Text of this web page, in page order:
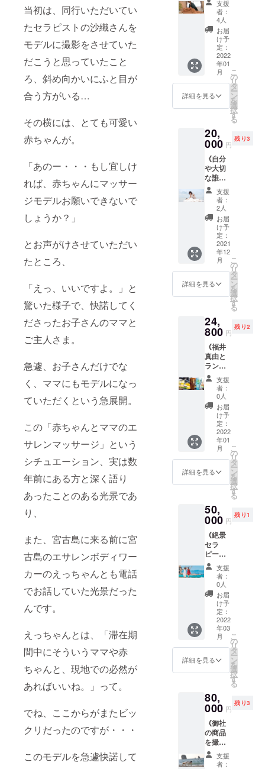
当初は、同行いただいてい
たセラピストの沙織さんを
モデルに撮影をさせていた
だこうと思っていたこと
ろ、斜め向かいにふと目が
合う方がいる…
その横には、とても可愛い
赤ちゃんが。
「あのー・・・もし宜しけ
れば、赤ちゃんにマッサー
ジモデルお願いできないで
しょうか？」
とお声がけさせていただい
たところ、
「えっ、いいですよ。」と
驚いた様子で、快諾してく
ださったお子さんのママと
ご主人さま。
急遽、お子さんだけでな
く、ママにもモデルになっ
ていただくという急展開。
この「赤ちゃんとママのエ
サレンマッサージ」という
シチュエーション、実は数
年前にある方と深く語り
あったことのある光景であ
り、
また、宮古島に来る前に宮
古島のエサレンボディワー
カーのえっちゃんとも電話
でお話していた光景だった
んです。
えっちゃんとは、「滞在期
間中にそういうママや赤
ちゃんと、現地での必然が
あればいいね。」って。
でね、ここからがまたビッ
クリだったのですが・・・
このモデルを急遽快諾して
の複
製、転
売、譲
渡など
の二次
利用は
禁止さ
せてい
ただき
ます。
※ビデオ
通話は
１年１
２月以
降、写
真デー
タは２
０２２
年１２
月を予
定して
いま
す。
年間有
効 ⇒ ダ
ウン
ロード
して
MP4
ファイ
ルで保
いただ
ければ
渡り閲
覧でき
ます）
・「絶
景セラ
ピー
フォト
ムー
ビー」
＋「撮
影ロケ
でのメ
イキン
グフォ
トムー
ビー」
（ＭＰ
４形式
のファ
※「デジ
タル絶
景セラ
ピー写
真集」
閲覧用
のURL
をメー
ルでお
届けい
たしま
す。
（URL
をク
リック
するだ
けで写
真集に
アクセ
見るこ
とがで
きま
す。）
※URLへ
のアク
セス
は、６
カ月間
有効と
なりま
す。そ
の間に
お手持
ちのデ
バイス
（PC
等）に
ダウン
してお
いてい
ただけ
れば、
ダウン
ロード
ファイ
ルで
ない場
合、お
申込時
のお名
前で掲
載させ
ていだ
きま
す。 な
載が不
要な場
ご記入
くださ
いま
せ。）
【リ
ターン
内容】
・「デ
ジタル
絶景セ
ラピー
写真
集」
（URL
て閲
覧：半
効 ⇒ ダ
ウン
ロード
して
MP4
ファイ
ルで保
存して
おいて
いただ
ければ
永年に
渡り閲
覧でき
ます）
・「絶
景セラ
ピー
フォト
ビー」
＋「撮
影ロケ
でのメ
イキン
グフォ
トムー
ビー」
（ＭＰ
４形式
のファ
イル ・
写真集
お名前
掲載
※「デジ
タル絶
景セラ
ピー写
閲覧用
のURL
をメー
ルでお
届けい
たしま
す。
（URL
たくて
も、子
どもを
預ける
ことが
できな
い ・一
時保育
母に預
けるこ
かった
り、預
けるの
が大変
・子供
と長時
間離れ
ること
に不安
がある
など、
エサレ
ンマッ
サージ
を受け
も、
色々な
預ける
ことが
できな
い、ま
たは躊
躇して
しまう
ママも
決して
少なく
ありま
せん。
そこ
で、ご
ている
間、ベ
シッ
ターを
つける
という
試みも
２名限
定で
行って
みよう
と思い
ます。
【リ
ターン
内容】
・「子
育て中
のお母
さんを
笑顔に
い！
日々格
闘する
ママさ
んにエ
サレン
マッ
サージ
真とこ
とば
で、今
までに
ない絶
景セラ
ピーの
世界観
と想い
を届け
さい～
＊サイ
A5サイ
ズの変
型タイ
プ
（200m
m×140
mm）
の全50
ページ
程度の
ものを
予定し
す。 ＊
縦長に
長にな
るかは
未定で
す。 ＊
１冊ず
つ作成
できる
タイプ
の、紙
質と印
刷にこ
だわっ
たフォ
トアル
バムを
ます。
（掲載
ジ画像
であ
り、実
際のも
のとは
サイズ
が異な
りま
す。）
＊クラ
ウド
ファン
ディン
グでご
ます
と、
早く、
良質な
フォト
アルバ
ムで手
に入
る」
「写真
たオイ
ルト
リート
メン
ト、オ
イルor
ドライ
整体
等）に
ついて
り、実
際に技
術を
シェア
させて
いただ
きま
す！
【シェ
ア会の
内容
（全１
２０
分）】
・自己
紹介 ・
セッ
リート
メント
（ロン
グスト
ロー
ク、部
位別ト
リート
メン
ト、ス
トレッ
チ、タ
オルの
上から
クな
ど） ・
答 ＊１
回１２
０分間
の中
で、３
組をご
招待す
るグ
ループ
シェア
会とさ
せてい
ただき
ます。
＊シェ
ほしい
箇所や
ストを
事前に
お伺い
して、
それに
お答え
させて
いたた
顔にし
たい！
日々格
闘する
ママさ
んにエ
サレン
マッ
サージ
をプレ
ゼント
＋お礼
セージ
＋写真
集お名
前掲
載》 近
年、深
刻化す
る「児
童虐
待」が
過去最
多とな
りまし
た。 そ
の背景
には世
代間連
庭や核
家族化
による
ワンオ
ペ育
児、新
型コロ
ナによ
る外出
自粛・
休園・
休校な
どによ
る「母
親の心
身の疲
れ」が
す。 私
も日々
をする
中
で、“お
母さん
の心身
が安ら
ぎ満た
される
こと
で、子
供にも
心から
や愛情
が注が
いま
す。 し
かし、
経済的
な問題
で「質
の良い
マッ
支援
者：
4人
お届
け予
定：
2022
年01
月
詳細を見る
こ
の
リ
タ
ー
ン
を
選
択
す
る
20,
000 円
残り3
《自分
や大切
な誰か
に・・
・未來
のエサ
レン
マッ
サージ
１００
分予約
権＋お
好きな
香りで
作るオ
リジナ
マ香水
または
マッ
サージ
オイル
プレゼ
ント》
【リ
ターン
内容】
・福井
真由の
エサレ
ンマッ
サージ
（１０
０分）
るオリ
ジナル
アロマ
香水
（５～
１０ｍ
ｌ）ま
たは
マッ
サージ
オイル
（３０
ｍｌ）
↓↓ご一
読くだ
さいま
せ ※エ
のセッ
ション
は、大
阪市鶴
見区の
サロン
となり
支援
者：
2人
お届
け予
定：
2021
年12
月
詳細を見る
こ
の
リ
タ
ー
ン
を
選
択
す
る
24,
800 円
残り2
《福井
真由と
ランチ
しなが
ら語り
合う９
０分
（マン
ツーマ
ン）》
▶福井
真由と
ランチ
しなが
ら、
色々と
ましょ
う！ ＊
マン
ツーマ
ンでの
ランチ
会にな
りま
す。 ＊
このリ
ターン
には、
ランチ
代が含
まれま
す。 ＊
大坂市
いま
す。 ＊
日程は
２０２
１年１
月以降
で、ご
都合の
支援
者：
0人
お届
け予
定：
2022
年01
月
詳細を見る
こ
の
リ
タ
ー
ン
を
選
択
す
る
50,
000 円
残り1
《絶景
セラ
ピー撮
影同行
＆あな
たのセ
ラピス
トとし
てのブ
ラン
ディン
グ写真
を撮影
しま
す！+写
真集お
載》 絶
景セラ
ピーの
撮影ロ
ケに同
行して
いただ
き、あ
支援
者：
0人
お届
け予
定：
2022
年03
月
詳細を見る
こ
の
リ
タ
ー
ン
を
選
択
す
る
80,
000 円
残り3
《御社
の商品
を撮影
ロケに
持参し
支援
者：